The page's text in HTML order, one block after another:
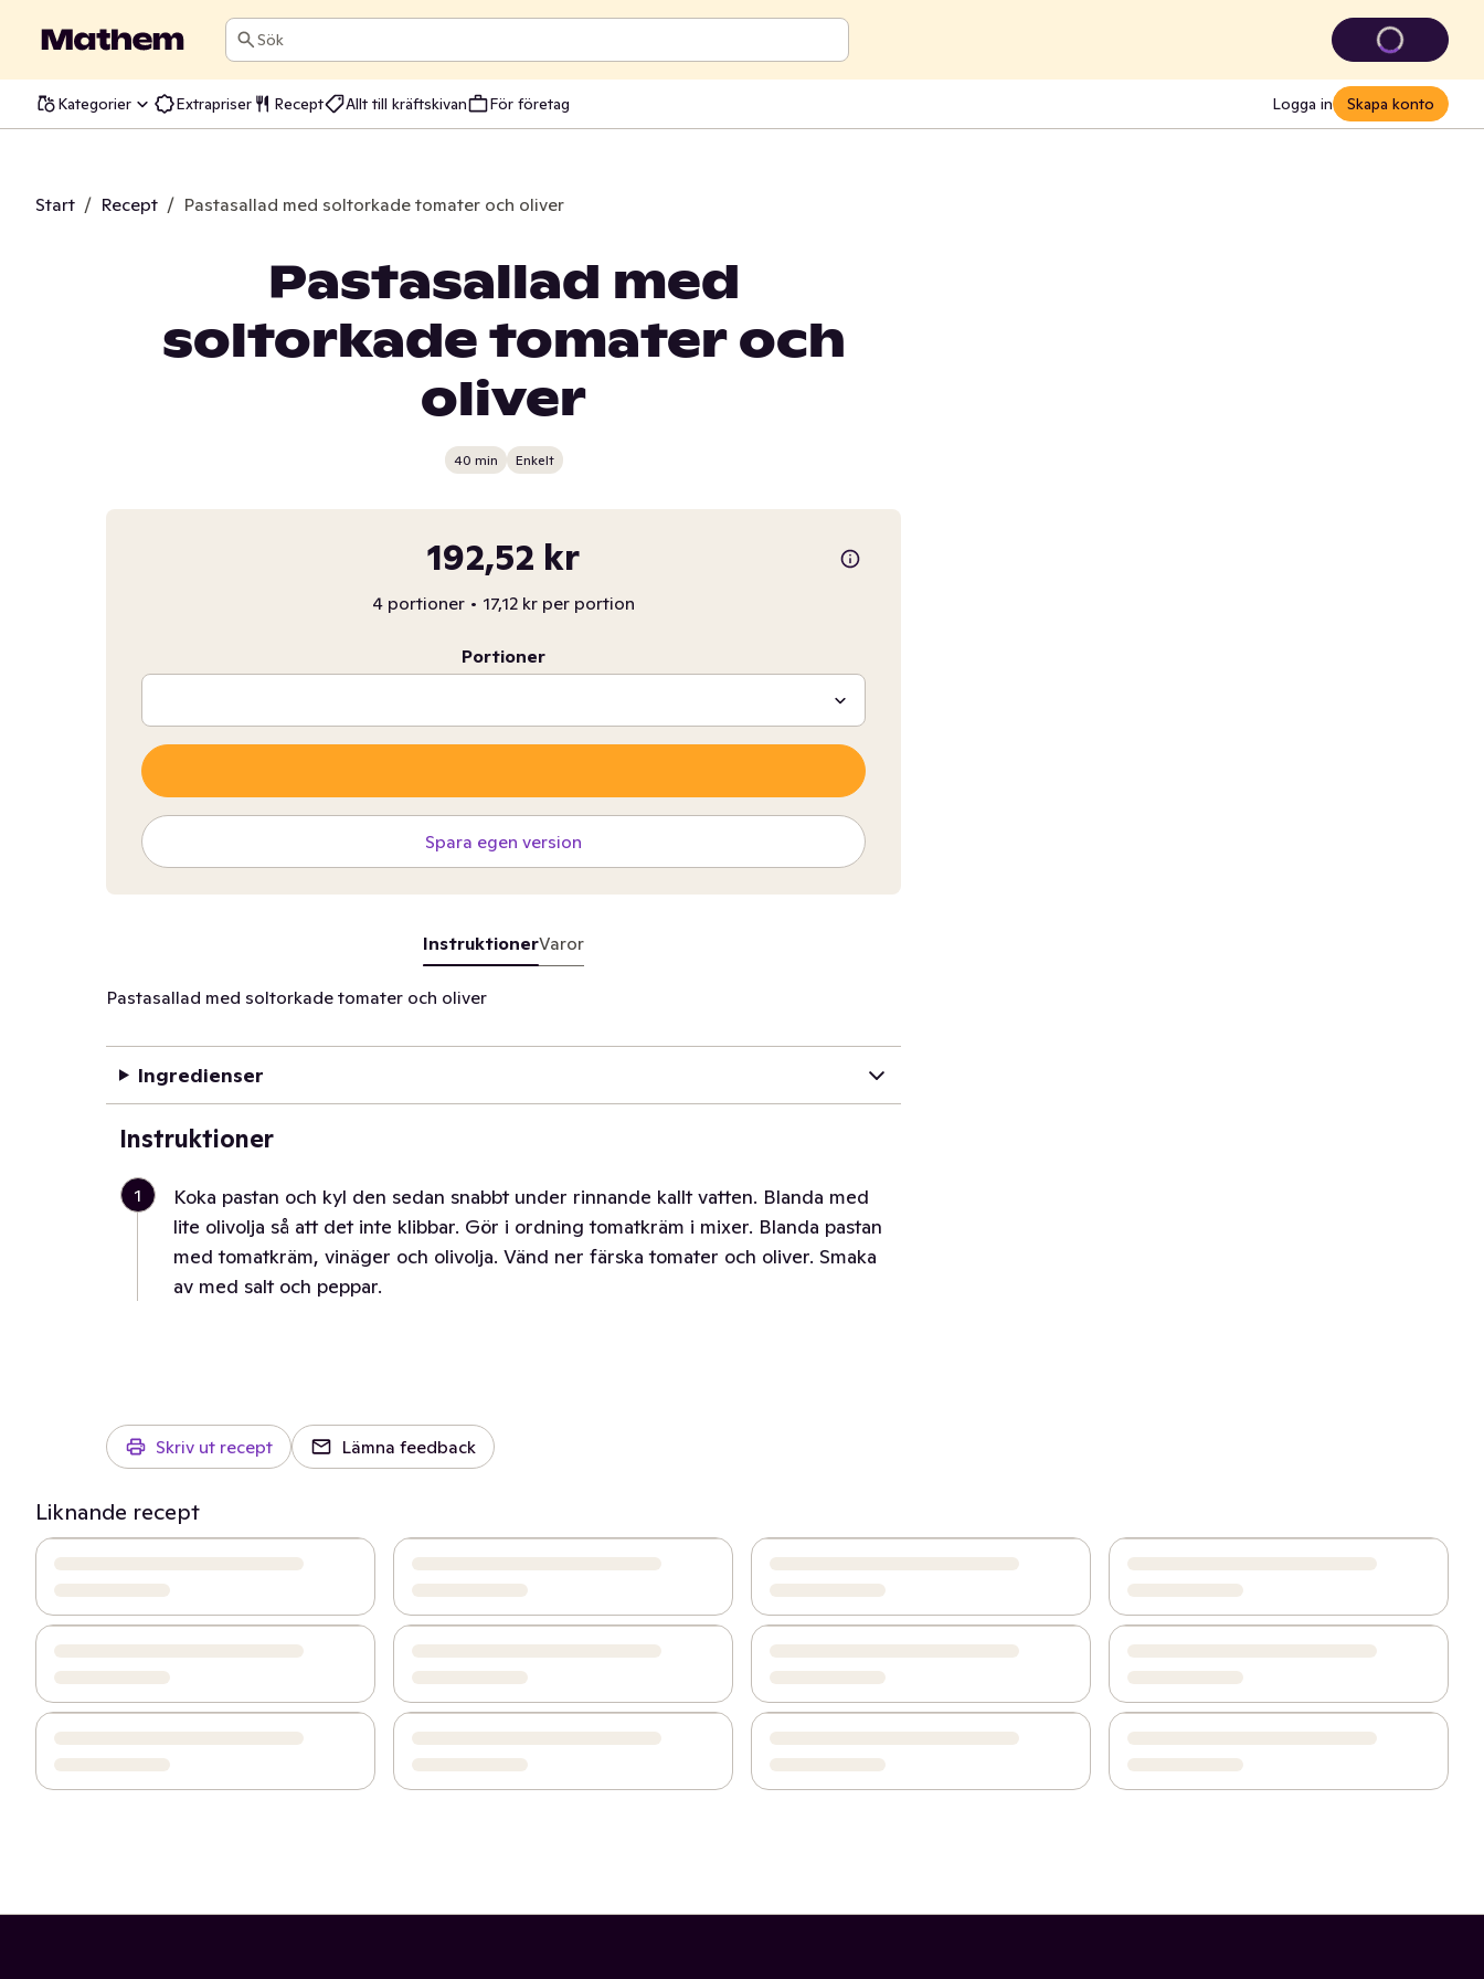
Sök
Kategorier Extrapriser Recept Allt till kräftskivan För företag Logga in Skapa konto
Start / Recept / Pastasallad med soltorkade tomater och oliver
Pastasallad med
soltorkade tomater och
oliver
40 min Enkelt
192,52 kr
4 portioner • 17,12 kr per portion
Portioner
Spara egen version
InstruktionerVaror
Pastasallad med soltorkade tomater och oliver
Ingredienser
Instruktioner
1
Koka pastan och kyl den sedan snabbt under rinnande kallt vatten. Blanda med
lite olivolja så att det inte klibbar. Gör i ordning tomatkräm i mixer. Blanda pastan
med tomatkräm, vinäger och olivolja. Vänd ner färska tomater och oliver. Smaka
av med salt och peppar.
Skriv ut recept Lämna feedback
Liknande recept